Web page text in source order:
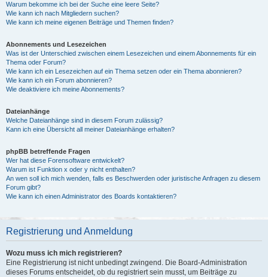
Warum bekomme ich bei der Suche eine leere Seite?
Wie kann ich nach Mitgliedern suchen?
Wie kann ich meine eigenen Beiträge und Themen finden?
Abonnements und Lesezeichen
Was ist der Unterschied zwischen einem Lesezeichen und einem Abonnements für ein
Thema oder Forum?
Wie kann ich ein Lesezeichen auf ein Thema setzen oder ein Thema abonnieren?
Wie kann ich ein Forum abonnieren?
Wie deaktiviere ich meine Abonnements?
Dateianhänge
Welche Dateianhänge sind in diesem Forum zulässig?
Kann ich eine Übersicht all meiner Dateianhänge erhalten?
phpBB betreffende Fragen
Wer hat diese Forensoftware entwickelt?
Warum ist Funktion x oder y nicht enthalten?
An wen soll ich mich wenden, falls es Beschwerden oder juristische Anfragen zu diesem
Forum gibt?
Wie kann ich einen Administrator des Boards kontaktieren?
Registrierung und Anmeldung
Wozu muss ich mich registrieren?
Eine Registrierung ist nicht unbedingt zwingend. Die Board-Administration
dieses Forums entscheidet, ob du registriert sein musst, um Beiträge zu